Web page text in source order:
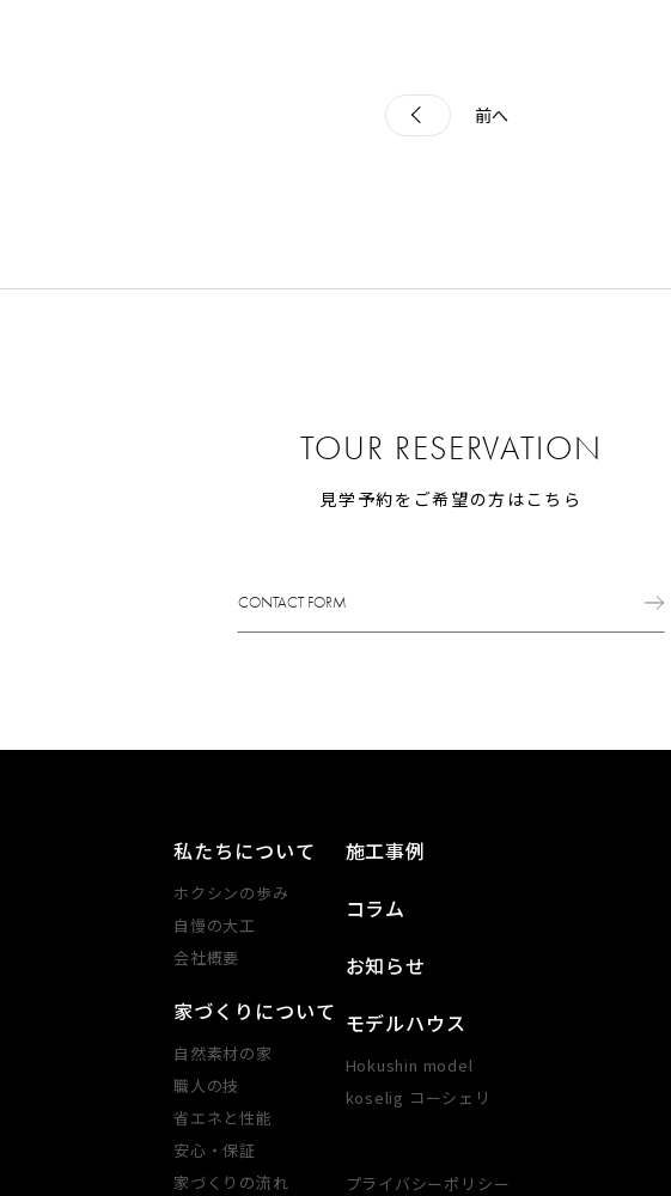
前へ
TOUR RESERVATION
見学予約をご希望の方はこちら
CONTACT FORM
私たちについて
ホクシンの歩み
自慢の大工
会社概要
家づくりについて
自然素材の家
職人の技
省エネと性能
安心・​保証​
家づくりの​流れ
施工事例
コラム
お知らせ
モデルハウス
Hokushin model
koselig コーシェリ
プライバシーポリシー